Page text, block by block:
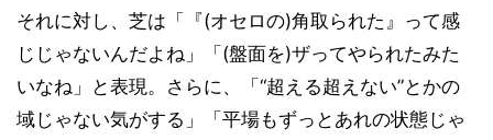
それに対し、芝は「『(オセロの)角取られた』って感
じじゃないんだよね」「(盤面を)ザってやられたみた
いなね」と表現。さらに、「“超える超えない”とかの
域じゃない気がする」「平場もずっとあれの状態じゃ